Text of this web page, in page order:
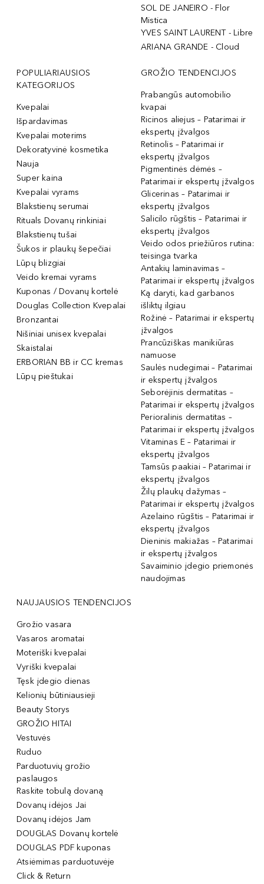
SOL DE JANEIRO - Flor
Mistica
YVES SAINT LAURENT - Libre
ARIANA GRANDE - Cloud
POPULIARIAUSIOS
KATEGORIJOS
Kvepalai
Išpardavimas
Kvepalai moterims
Dekoratyvinė kosmetika
Nauja
Super kaina
Kvepalai vyrams
Blakstienų serumai
Rituals Dovanų rinkiniai
Blakstienų tušai
Šukos ir plaukų šepečiai
Lūpų blizgiai
Veido kremai vyrams
Kuponas / Dovanų kortelė
Douglas Collection Kvepalai
Bronzantai
Nišiniai unisex kvepalai
Skaistalai
ERBORIAN BB ir CC kremas
Lūpų pieštukai
GROŽIO TENDENCIJOS
Prabangūs automobilio
kvapai
Ricinos aliejus – Patarimai ir
ekspertų įžvalgos
Retinolis – Patarimai ir
ekspertų įžvalgos
Pigmentinės dėmės –
Patarimai ir ekspertų įžvalgos
Glicerinas – Patarimai ir
ekspertų įžvalgos
Salicilo rūgštis – Patarimai ir
ekspertų įžvalgos
Veido odos priežiūros rutina:
teisinga tvarka
Antakių laminavimas –
Patarimai ir ekspertų įžvalgos
Ką daryti, kad garbanos
išliktų ilgiau
Rožinė – Patarimai ir ekspertų
įžvalgos
Prancūziškas manikiūras
namuose
Saulės nudegimai – Patarimai
ir ekspertų įžvalgos
Seborėjinis dermatitas –
Patarimai ir ekspertų įžvalgos
Perioralinis dermatitas –
Patarimai ir ekspertų įžvalgos
Vitaminas E – Patarimai ir
ekspertų įžvalgos
Tamsūs paakiai – Patarimai ir
ekspertų įžvalgos
Žilų plaukų dažymas –
Patarimai ir ekspertų įžvalgos
Azelaino rūgštis – Patarimai ir
ekspertų įžvalgos
Dieninis makiažas – Patarimai
ir ekspertų įžvalgos
Savaiminio įdegio priemonės
naudojimas
NAUJAUSIOS TENDENCIJOS
Grožio vasara
Vasaros aromatai
Moteriški kvepalai
Vyriški kvepalai
Tęsk įdegio dienas
Kelionių būtiniausieji
Beauty Storys
GROŽIO HITAI
Vestuvės
Ruduo
Parduotuvių grožio
paslaugos
Raskite tobulą dovaną
Dovanų idėjos Jai
Dovanų idėjos Jam
DOUGLAS Dovanų kortelė
DOUGLAS PDF kuponas
Atsiėmimas parduotuvėje
Click & Return